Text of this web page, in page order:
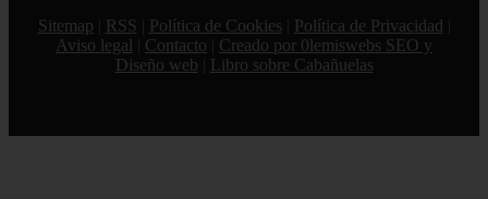
Sitemap
RSS Política de Cookies Política de Privacidad
Aviso legal
Contacto
Creado por 0lemiswebs SEO y
Diseño web
Libro sobre Cabañuelas